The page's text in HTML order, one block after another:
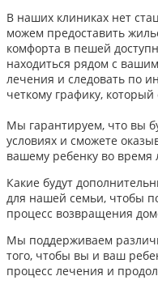
В наших клиниках нет
можем предоставить
комфорта в пешей
находиться рядом с
лечения и следовать по
четкому графику, который
Мы гарантируем, что вы
условиях и сможете
вашему ребенку во время
Какие будут
для нашей семьи, чтобы
процесс возвращения
Мы поддерживаем
того, чтобы вы и ваш
процесс лечения и